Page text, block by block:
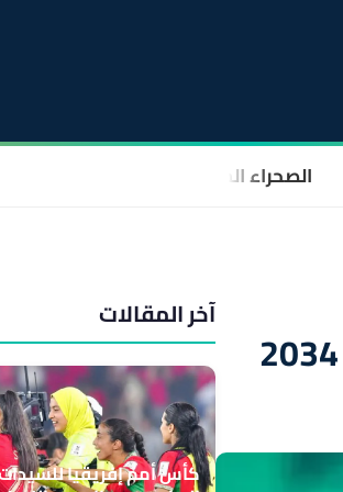
الصحراء المغربية
آخر المقالات